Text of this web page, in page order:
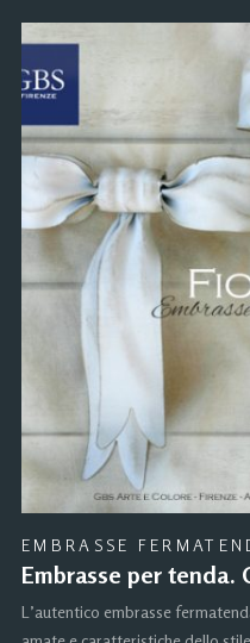
EMBRASSE
Embrasse per tenda.
L’autentico embrasse